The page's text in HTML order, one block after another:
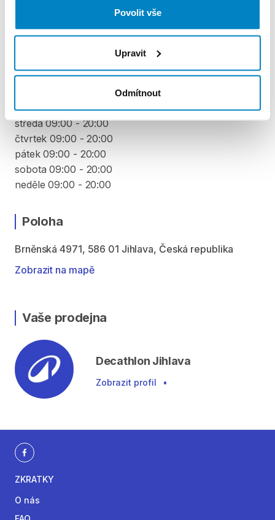
Povolit vše
Upravit
Odmítnout
jiná záloha. Za vypůjčení zaplatíte předem online
platební kartou.
VYZVEDNUTÍ A VRÁCENÍ VYBAVENÍ
úterý 09:00 - 20:00
středa 09:00 - 20:00
čtvrtek 09:00 - 20:00
pátek 09:00 - 20:00
sobota 09:00 - 20:00
neděle 09:00 - 20:00
Poloha
Brněnská 4971, 586 01 Jihlava, Česká republika
Zobrazit na mapě
Vaše prodejna
Decathlon Jihlava
Zobrazit profil •
ZKRATKY
O nás